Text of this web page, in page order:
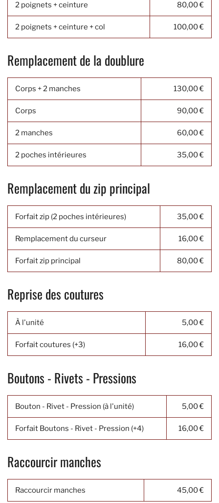
2 poignets + ceinture 80,00 €
2 poignets + ceinture + col 100,00 €
Remplacement de la doublure
Corps + 2 manches 130,00 €
Corps 90,00 €
2 manches 60,00 €
2 poches intérieures 35,00 €
Remplacement du zip principal
Forfait zip (2 poches intérieures) 35,00 €
Remplacement du curseur 16,00 €
Forfait zip principal 80,00 €
Reprise des coutures
À l'unité 5,00 €
Forfait coutures (+3) 16,00 €
Boutons - Rivets - Pressions
Bouton - Rivet - Pression (à l'unité) 5,00 €
Forfait Boutons - Rivet - Pression (+4) 16,00 €
Raccourcir manches
Raccourcir manches 45,00 €